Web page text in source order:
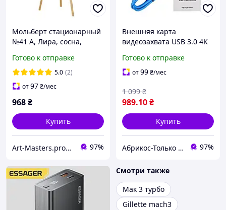
Мольберт стационарный
№41 А, Лира, сосна,
высота полотна 124см.,
ROSA Studio
Готово к отправке
5.0 (2)
от97₴/мес
968₴
Купить
Art-Masters.prom.ua 97%
Внешняя карта
видеозахвата USB 3.0 4K
1080P 60fps
видеорекордер UVC UAC
Готово к отправке
от99₴/мес
989.10₴
1 099 ₴
Купить
Абрикос-Только качественные товары! 97%
Смотри также
Мак 3 турбо
Gillette mach3